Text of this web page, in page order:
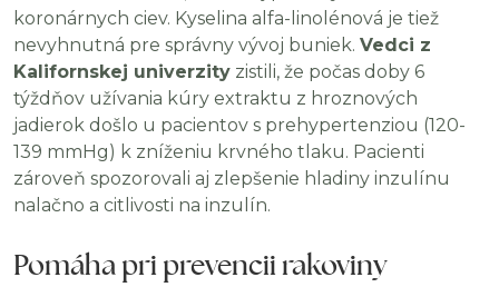
koronárnych ciev. Kyselina alfa-linolénová je tiež
nevyhnutná pre správny vývoj buniek. Vedci z
Kalifornskej univerzity zistili, že počas doby 6
týždňov užívania kúry extraktu z hroznových
jadierok došlo u pacientov s prehypertenziou (120-
139 mmHg) k zníženiu krvného tlaku. Pacienti
zároveň spozorovali aj zlepšenie hladiny inzulínu
nalačno a citlivosti na inzulín.
Pomáha pri prevencii rakoviny